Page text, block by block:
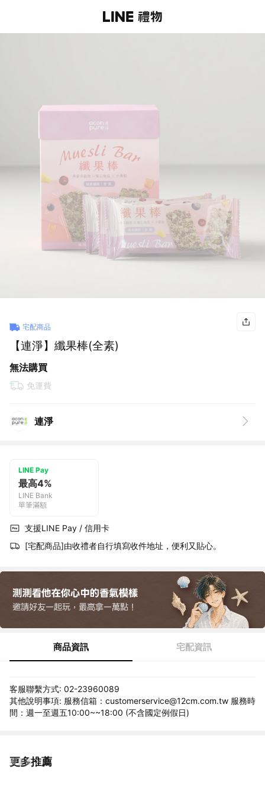
宅配商品
【連淨】纖果棒(全素)
無法購買
免運費
連淨
LINE Pay
最高4%
LINE Bank
單筆滿額
支援LINE Pay / 信用卡
[宅配商品]由收禮者自行填寫收件地址，便利又貼心。
商品資訊 宅配資訊
客服聯繫方式: 02-23960089
其他說明事項: 服務信箱：customerservice@12cm.com.tw 服務時
間：週一至週五10:00~~18:00 (不含國定例假日)
更多推薦
看更多